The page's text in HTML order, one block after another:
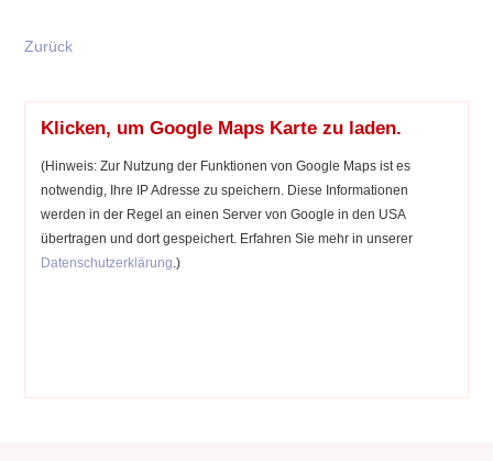
Zurück
Klicken, um Google Maps Karte zu laden.
(Hinweis: Zur Nutzung der Funktionen von Google Maps ist es
notwendig, Ihre IP Adresse zu speichern. Diese Informationen
werden in der Regel an einen Server von Google in den USA
übertragen und dort gespeichert. Erfahren Sie mehr in unserer
Datenschutzerklärung .)